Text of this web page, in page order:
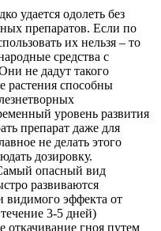
удается одолеть без
препаратов. Если по
их нельзя – то
средства с
не дадут такого
растения способны
уровень развития
препарат даже для
не делать этого
дозировку.
опасный вид
развиваются
видимого эффекта от
3-5 дней)
откачивание гноя путем